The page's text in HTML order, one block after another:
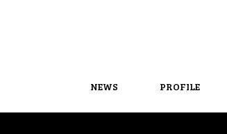
NEWS PROFILE